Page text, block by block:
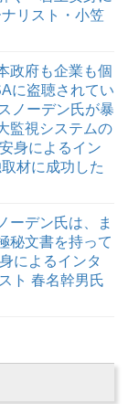
リスト・小笠
政府も企業も個
に盗聴されてい
ノーデン氏が暴
監視システムの
身によるイン
材に成功した
ーデン氏は、ま
秘文書を持って
によるインタ
ト 春名幹男氏